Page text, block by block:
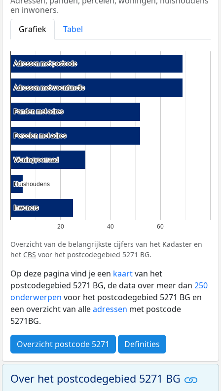
en inwoners.
Grafiek
Tabel
20 40 60
Adressen met postcode
Adressen met postcode
Adressen met woonfunctie
Adressen met woonfunctie
Panden met adres
Panden met adres
Percelen met adres
Percelen met adres
Woningvoorraad
Woningvoorraad
Huishoudens
Huishoudens
Inwoners
Inwoners
Overzicht van de belangrijkste cijfers van het Kadaster en
het CBS voor het postcodegebied 5271 BG.
Op deze pagina vind je een kaartvan het
postcodegebied 5271 BG, de data over meer dan 250
onderwerpen voor het postcodegebied 5271 BG en
een overzicht van alleadressen met postcode
5271BG.
Overzicht postcode 5271 Definities
Over het postcodegebied 5271 BG